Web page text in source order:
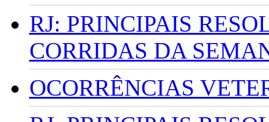
RJ: PRINCIPAIS
CORRIDAS DA
OCORRÊNCIAS